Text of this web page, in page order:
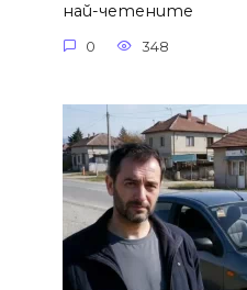
най-четените
0 348